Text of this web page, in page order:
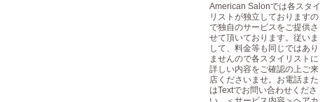
American Salonでは各スタイ
リストが独立しておりますの
で独自のサービスをご提供さ
せて頂いております。従いま
して、料金等も同じではあり
ませんので各スタイリストに
詳しい内容をご確認の上ご来
店くださいませ。お電話また
はTextでお問い合わせくださ